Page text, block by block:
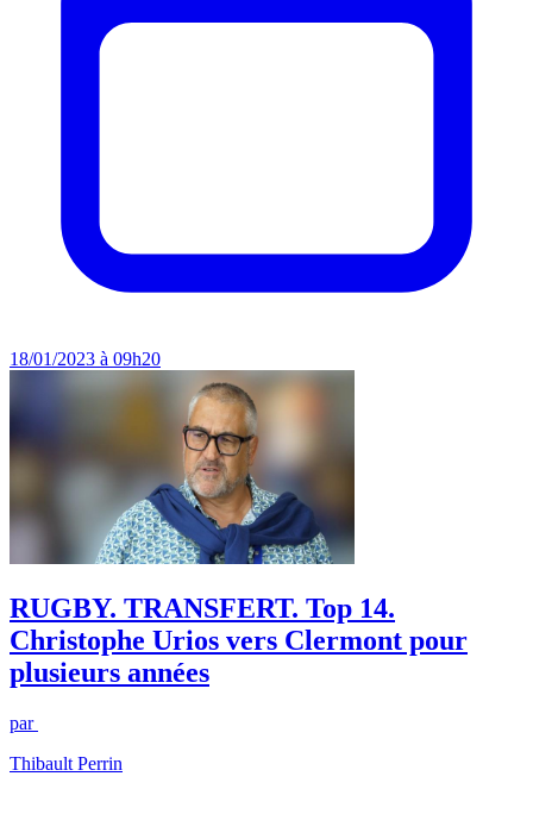
18/01/2023 à 09h20
RUGBY. TRANSFERT. Top 14.
Christophe Urios vers Clermont pour
plusieurs années
par
Thibault Perrin